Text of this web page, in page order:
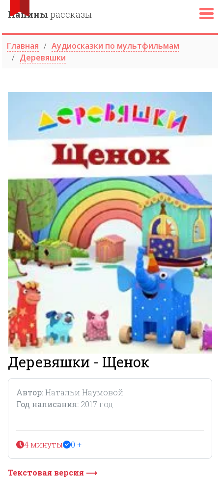
Папины рассказы
Главная
Аудиосказки по мультфильмам
Деревяшки
Деревяшки - Щенок
Автор:Натальи Наумовой
Год написания: 2017 год
4 минуты 0 +
Текстовая версия ⟶